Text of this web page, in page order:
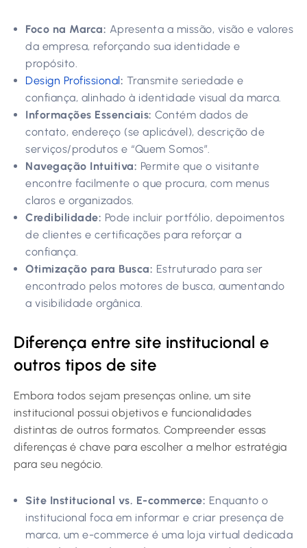
Foco na Marca: Apresenta a missão, visão e valores
da empresa, reforçando sua identidade e
propósito.
Design Profissional: Transmite seriedade e
confiança, alinhado à identidade visual da marca.
Informações Essenciais: Contém dados de
contato, endereço (se aplicável), descrição de
serviços/produtos e “Quem Somos”.
Navegação Intuitiva: Permite que o visitante
encontre facilmente o que procura, com menus
claros e organizados.
Credibilidade: Pode incluir portfólio, depoimentos
de clientes e certificações para reforçar a
confiança.
Otimização para Busca: Estruturado para ser
encontrado pelos motores de busca, aumentando
a visibilidade orgânica.
Diferença entre site institucional e
outros tipos de site
Embora todos sejam presenças online, um site
institucional possui objetivos e funcionalidades
distintas de outros formatos. Compreender essas
diferenças é chave para escolher a melhor estratégia
para seu negócio.
Site Institucional vs. E-commerce: Enquanto o
institucional foca em informar e criar presença de
marca, um e-commerce é uma loja virtual dedicada